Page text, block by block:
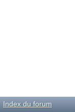
Index du forum